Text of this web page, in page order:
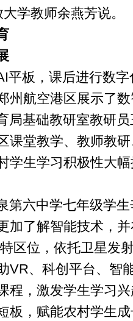
学教师余燕芳说。
平板，课后进行数
航空港区展示了数
局基础教研室教研
课堂教学、教师教
学生学习积极性大
第六中学七年级学
加了解智能技术，
区位，依托卫星发
VR、科创平台、智
程，激发学生学习
板，赋能农村学生